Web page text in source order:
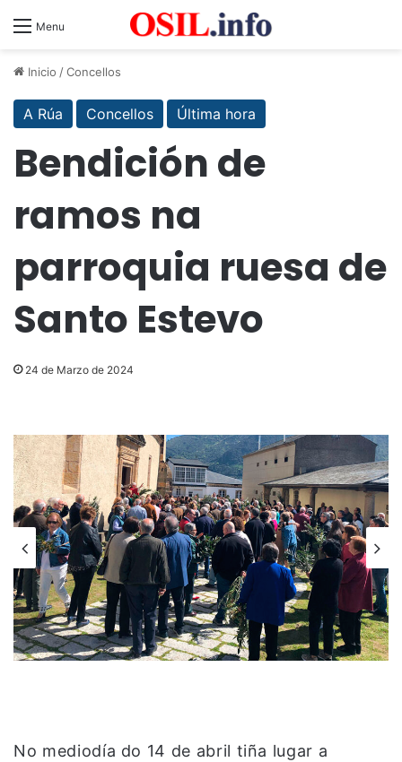
Menu
Inicio /Concellos
A Rúa Concellos Última hora
Bendición de
ramos na
parroquia ruesa de
Santo Estevo
24 de Marzo de 2024
No mediodía do 14 de abril tiña lugar a